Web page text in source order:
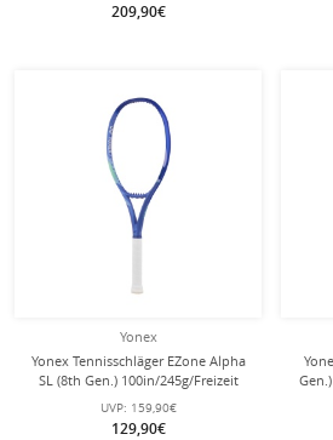
209,90€
Yonex
Yonex Tennisschläger EZone Alpha
SL (8th Gen.) 100in/245g/Freizeit
2025 Blast blau - besaitet -
UVP: 159,90€
129,90€